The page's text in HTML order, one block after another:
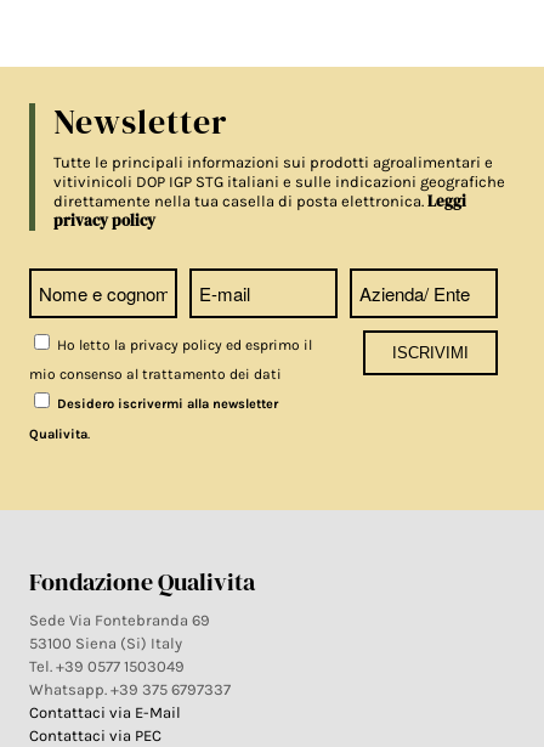
Newsletter
Tutte le principali informazioni sui prodotti agroalimentari e
vitivinicoli DOP IGP STG italiani e sulle indicazioni geografiche
direttamente nella tua casella di posta elettronica.Leggi
privacy policy
Ho letto la privacy policy ed esprimo il
mio consenso al trattamento dei dati
Desidero iscrivermi alla newsletter
Qualivita.
Fondazione Qualivita
Sede Via Fontebranda 69
53100 Siena (Si) Italy
Tel. +39 0577 1503049
Whatsapp. +39 375 6797337
Contattaci via E-Mail
Contattaci via PEC